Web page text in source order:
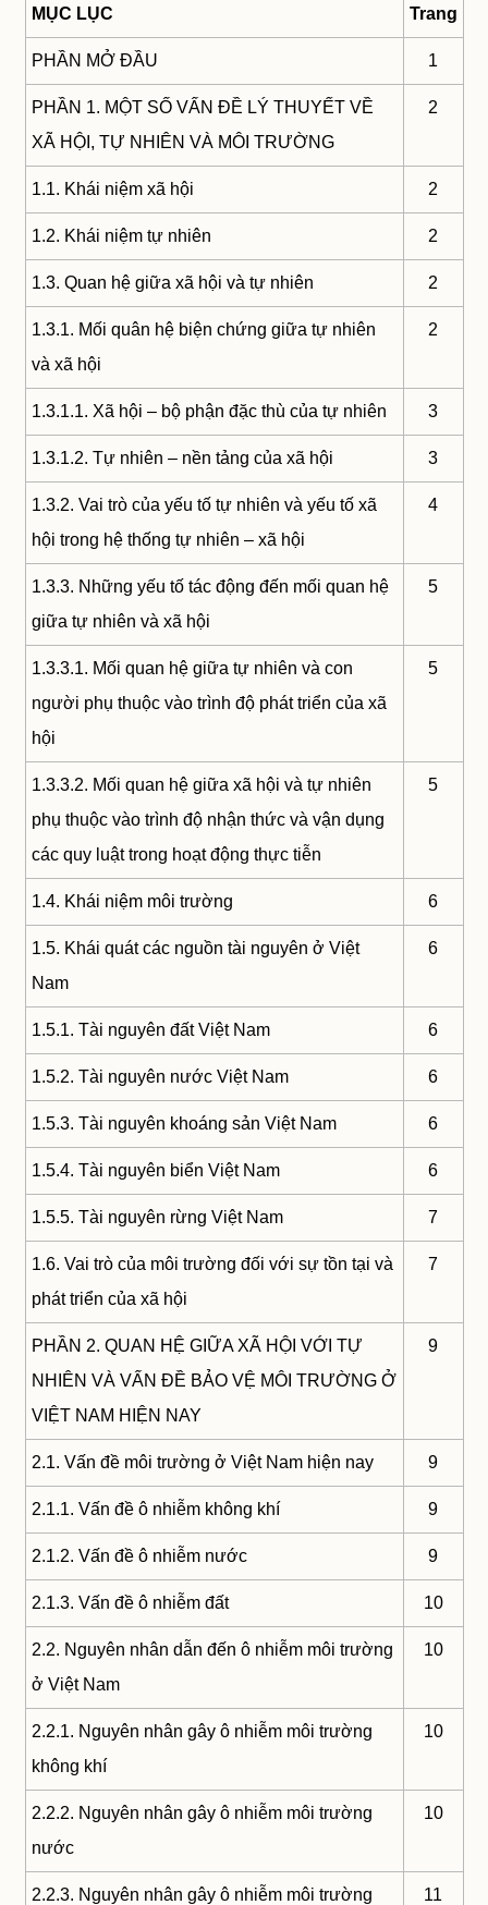
MỤC LỤC Trang
PHẦN MỞ ĐẦU 1
PHẦN 1. MỘT SỐ VẤN ĐỀ LÝ THUYẾT VỀ
XÃ HỘI, TỰ NHIÊN VÀ MÔI TRƯỜNG
2
1.1. Khái niệm xã hội 2
1.2. Khái niệm tự nhiên 2
1.3. Quan hệ giữa xã hội và tự nhiên 2
1.3.1. Mối quân hệ biện chứng giữa tự nhiên
và xã hội
2
1.3.1.1. Xã hội – bộ phận đặc thù của tự nhiên 3
1.3.1.2. Tự nhiên – nền tảng của xã hội 3
1.3.2. Vai trò của yếu tố tự nhiên và yếu tố xã
hội trong hệ thống tự nhiên – xã hội
4
1.3.3. Những yếu tố tác động đến mối quan hệ
giữa tự nhiên và xã hội
5
1.3.3.1. Mối quan hệ giữa tự nhiên và con
người phụ thuộc vào trình độ phát triển của xã
hội
5
1.3.3.2. Mối quan hệ giữa xã hội và tự nhiên
phụ thuộc vào trình độ nhận thức và vận dụng
các quy luật trong hoạt động thực tiễn
5
1.4. Khái niệm môi trường 6
1.5. Khái quát các nguồn tài nguyên ở Việt
Nam
6
1.5.1. Tài nguyên đất Việt Nam 6
1.5.2. Tài nguyên nước Việt Nam 6
1.5.3. Tài nguyên khoáng sản Việt Nam 6
1.5.4. Tài nguyên biển Việt Nam 6
1.5.5. Tài nguyên rừng Việt Nam 7
1.6. Vai trò của môi trường đối với sự tồn tại và
phát triển của xã hội
7
PHẦN 2. QUAN HỆ GIỮA XÃ HỘI VỚI TỰ
NHIÊN VÀ VẤN ĐỀ BẢO VỆ MÔI TRƯỜNG Ở
VIỆT NAM HIỆN NAY
9
2.1. Vấn đề môi trường ở Việt Nam hiện nay 9
2.1.1. Vấn đề ô nhiễm không khí 9
2.1.2. Vấn đề ô nhiễm nước 9
2.1.3. Vấn đề ô nhiễm đất 10
2.2. Nguyên nhân dẫn đến ô nhiễm môi trường
ở Việt Nam
10
2.2.1. Nguyên nhân gây ô nhiễm môi trường
không khí
10
2.2.2. Nguyên nhân gây ô nhiễm môi trường
nước
10
2.2.3. Nguyên nhân gây ô nhiễm môi trường
11